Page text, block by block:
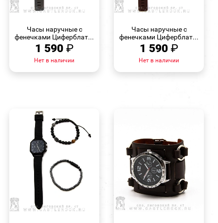
Часы наручные с
фенечками Циферблат...
1 590 ₽
Нет в наличии
Часы наручные с
фенечками Циферблат...
1 590 ₽
Нет в наличии